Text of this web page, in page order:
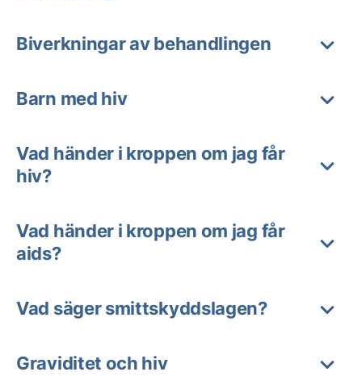
Biverkningar av behandlingen
Barn med hiv
Vad händer i kroppen om jag får
hiv?
Vad händer i kroppen om jag får
aids?
Vad säger smittskyddslagen?
Graviditet och hiv